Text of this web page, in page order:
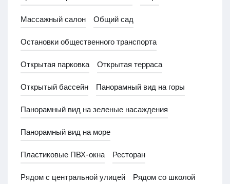
Массажный салон Общий сад
Остановки общественного транспорта
Открытая парковка Открытая терраса
Открытый бассейн Панорамный вид на горы
Панорамный вид на зеленые насаждения
Панорамный вид на море
Пластиковые ПВХ-окна Ресторан
Рядом с центральной улицей Рядом со школой